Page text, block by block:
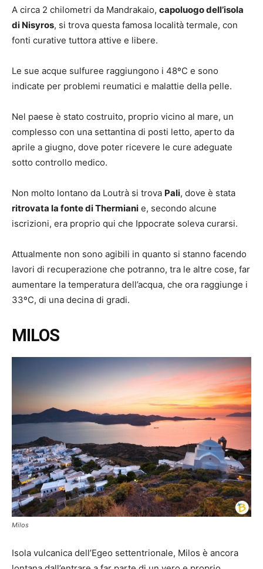
A circa 2 chilometri da Mandrakaio, capoluogo dell’isola
di Nisyros, si trova questa famosa località termale, con
fonti curative tuttora attive e libere.
Le sue acque sulfuree raggiungono i 48ºC e sono
indicate per problemi reumatici e malattie della pelle.
Nel paese è stato costruito, proprio vicino al mare, un
complesso con una settantina di posti letto, aperto da
aprile a giugno, dove poter ricevere le cure adeguate
sotto controllo medico.
Non molto lontano da Loutrà si trova Pali, dove è stata
ritrovata la fonte di Thermiani e, secondo alcune
iscrizioni, era proprio qui che Ippocrate soleva curarsi.
Attualmente non sono agibili in quanto si stanno facendo
lavori di recuperazione che potranno, tra le altre cose, far
aumentare la temperatura dell’acqua, che ora raggiunge i
33ºC, di una decina di gradi.
MILOS
Milos
Isola vulcanica dell’Egeo settentrionale, Milos è ancora